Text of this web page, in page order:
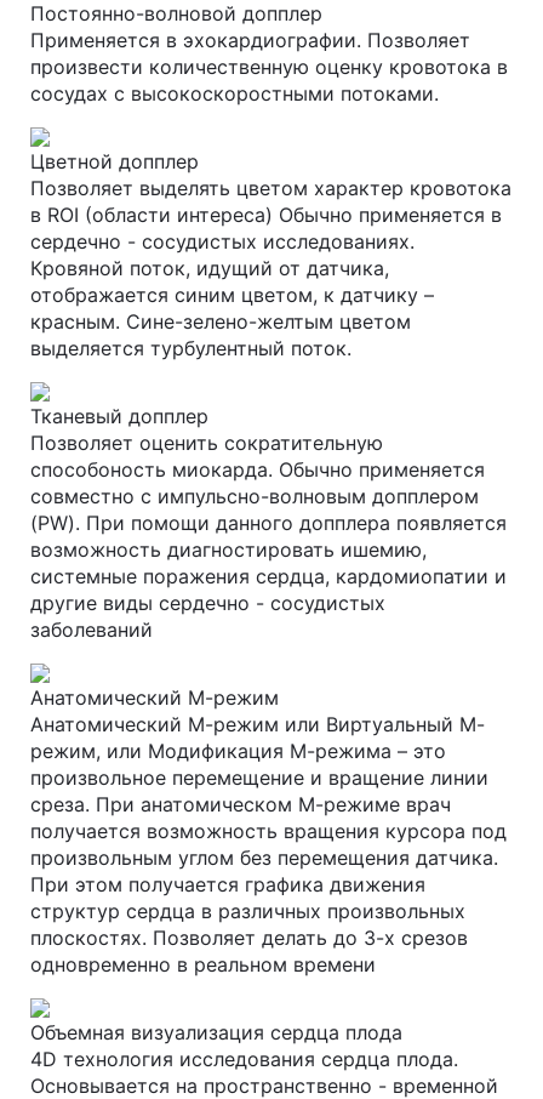
Постоянно-волновой допплер
Применяется в эхокардиографии. Позволяет
произвести количественную оценку кровотока в
сосудах с высокоскоростными потоками.
Цветной допплер
Позволяет выделять цветом характер кровотока
в ROI (области интереса) Обычно применяется в
сердечно - сосудистых исследованиях.
Кровяной поток, идущий от датчика,
отображается синим цветом, к датчику –
красным. Сине-зелено-желтым цветом
выделяется турбулентный поток.
Тканевый допплер
Позволяет оценить сократительную
способоность миокарда. Обычно применяется
совместно с импульсно-волновым допплером
(PW). При помощи данного допплера появляется
возможность диагностировать ишемию,
системные поражения сердца, кардомиопатии и
другие виды сердечно - сосудистых
заболеваний
Анатомический М-режим
Анатомический М-режим или Виртуальный М-
режим, или Модификация М-режима – это
произвольное перемещение и вращение линии
среза. При анатомическом М-режиме врач
получается возможность вращения курсора под
произвольным углом без перемещения датчика.
При этом получается графика движения
структур сердца в различных произвольных
плоскостях. Позволяет делать до 3-х срезов
одновременно в реальном времени
Объемная визуализация сердца плода
4D технология исследования сердца плода.
Основывается на пространственно - временной